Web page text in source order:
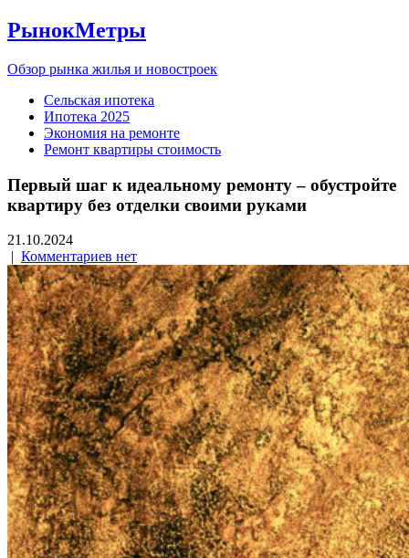
РынокМетры
Обзор рынка жилья и новостроек
Сельская ипотека
Ипотека 2025
Экономия на ремонте
Ремонт квартиры стоимость
Первый шаг к идеальному ремонту – обустройте
квартиру без отделки своими руками
21.10.2024
| Комментариев нет